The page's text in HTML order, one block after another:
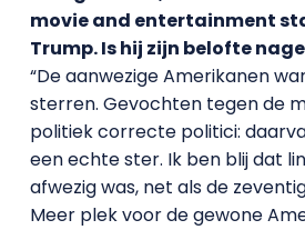
movie and entertainment
Trump.Is hij zijn belofte
“De aanwezige Amerikanen
sterren. Gevochten tegen de
politiek correcte politici:
een echte ster. Ik ben blij dat
afwezig was, net als de
Meer plek voor de gewone